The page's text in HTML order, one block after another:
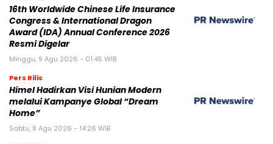
16th Worldwide Chinese Life Insurance
Congress & International Dragon
Award (IDA) Annual Conference 2026
Resmi Digelar
Minggu, 9 Agu 2026 - 01:45 WIB
Pers Rilis
Himel Hadirkan Visi Hunian Modern
melalui Kampanye Global “Dream
Home”
Sabtu, 8 Agu 2026 - 14:26 WIB